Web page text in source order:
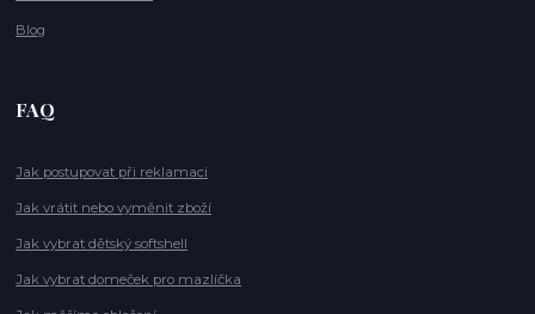
Blog
FAQ
Jak postupovat při reklamaci
Jak vrátit nebo vyměnit zboží
Jak vybrat dětský softshell
Jak vybrat domeček pro mazlíčka